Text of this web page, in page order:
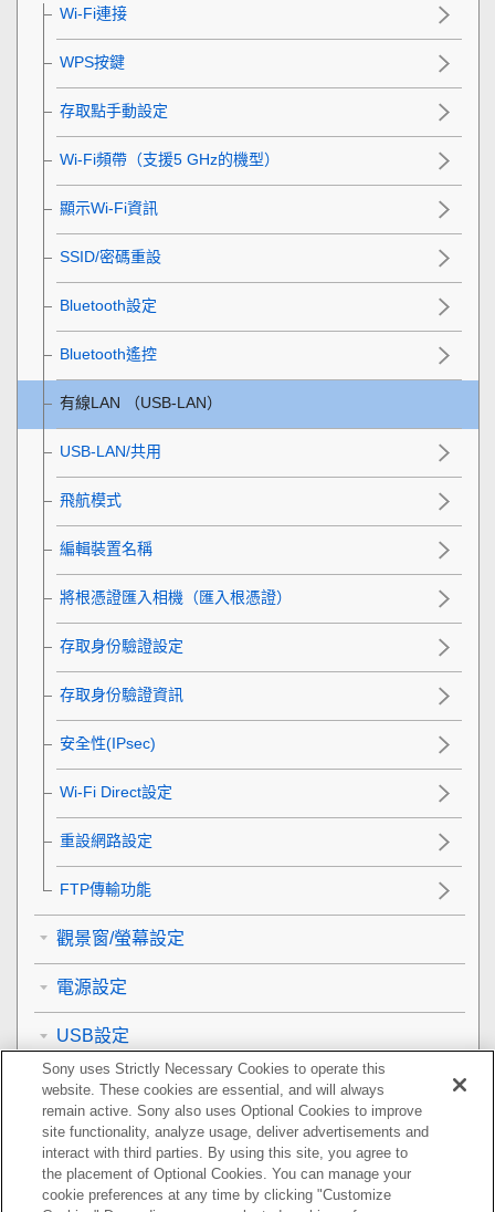
Wi-Fi連接
WPS按鍵
存取點手動設定
Wi-Fi頻帶 （支援5 GHz的機型）
顯示Wi-Fi資訊
SSID/密碼重設
Bluetooth設定
Bluetooth遙控
有線LAN （USB-LAN）
USB-LAN/共用
飛航模式
編輯裝置名稱
將根憑證匯入相機（匯入根憑證）
存取身份驗證設定
存取身份驗證資訊
安全性(IPsec)
Wi-Fi Direct設定
重設網路設定
FTP傳輸功能
觀景窗/螢幕設定
電源設定
USB設定
外接輸出設定
一般設定
智慧型手機可用的功能
Sony uses Strictly Necessary Cookies to operate this
website. These cookies are essential, and will always
remain active. Sony also uses Optional Cookies to improve
site functionality, analyze usage, deliver advertisements and
interact with third parties. By using this site, you agree to
the placement of Optional Cookies. You can manage your
cookie preferences at any time by clicking "Customize